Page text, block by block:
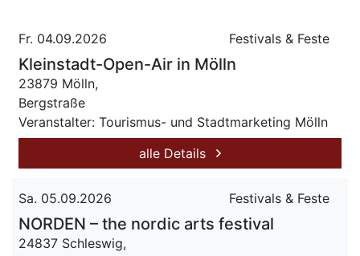
Fr. 04.09.2026 Festivals & Feste
Kleinstadt-Open-Air in Mölln
23879 Mölln,
Bergstraße
Veranstalter: Tourismus- und Stadtmarketing Mölln
alle Details
Sa. 05.09.2026 Festivals & Feste
NORDEN – the nordic arts festival
24837 Schleswig,